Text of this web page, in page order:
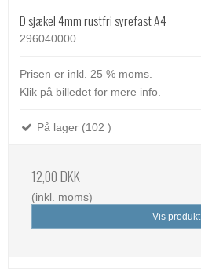
D sjækel 4mm rustfri syrefast A4
296040000
Prisen er inkl. 25 % moms.
Klik på billedet for mere info.
På lager (102 )
12,00 DKK
(inkl. moms)
Vis produkt